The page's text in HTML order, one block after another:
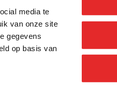
media te
van onze site
gegevens
op basis van
About us ǀ English
Informatie voor pers